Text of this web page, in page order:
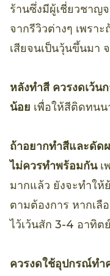
ร้านซึ่งมีผู้เชี่ยวชาญ
จากรีวิวต่างๆ เพรา
เสียจนเป็นวุ้นขึ้นมา
หลังทำสี ควรงดเว้น
น้อย เพื่อให้สีติดทน
ถ้าอยากทำสีและดัด
ไม่ควรทำพร้อมกันเ
มากแล้ว ยังจะทำใ
ตามต้องการ หากเลื
ไว้เว้นสัก 3-4 อาทิต
ควรงดใช้อุปกรณ์ท